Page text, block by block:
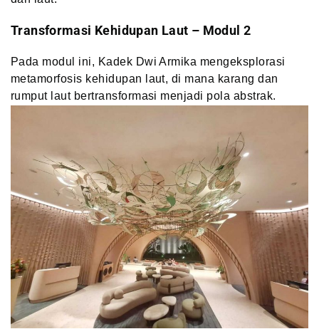
Transformasi Kehidupan Laut – Modul 2
Pada modul ini, Kadek Dwi Armika mengeksplorasi
metamorfosis kehidupan laut, di mana karang dan
rumput laut bertransformasi menjadi pola abstrak.